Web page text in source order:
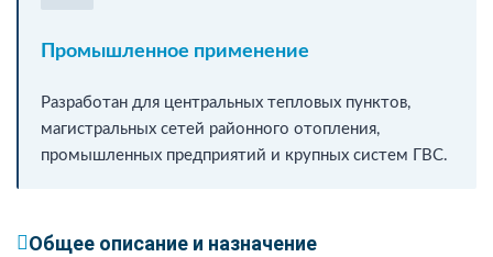
Промышленное применение
Разработан для центральных тепловых пунктов,
магистральных сетей районного отопления,
промышленных предприятий и крупных систем ГВС.
Общее описание и назначение